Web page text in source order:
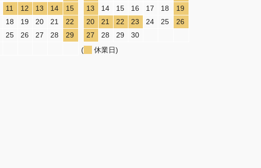
11 12 13 14
15
18 19 20 21
22
25 26 27 28
29
13
14 15 16 17 18
19
20
21 22 23 24 25
26
27
28 29
30
(
休業日)